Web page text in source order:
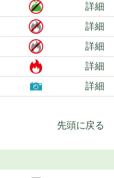
詳細
詳細
詳細
詳細
詳細
先頭に戻る